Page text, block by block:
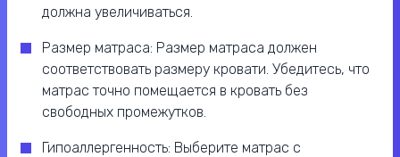
должна увеличиваться.
Размер матраса: Размер матраса должен
соответствовать размеру кровати. Убедитесь, что
матрас точно помещается в кровать без
свободных промежутков.
Гипоаллергенность: Выберите матрас с